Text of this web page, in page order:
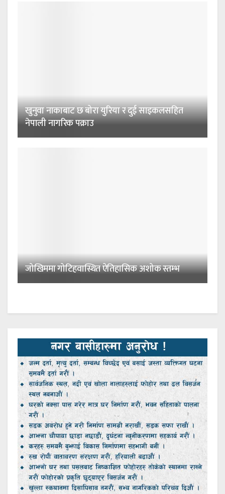
खुनुवा नाकाबाट छ बोरा युरिया र दुई साइकलसहित
नेपाली नागरिक पक्राउ
जोखिममा गोटिहवास्थित ऐतिहासिक अशोक स्तम्भ